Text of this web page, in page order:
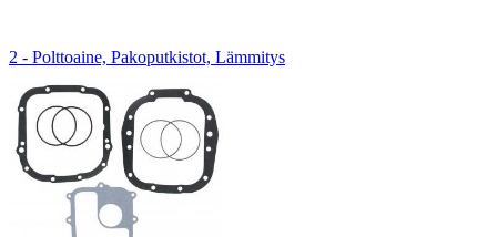
2 - Polttoaine, Pakoputkistot, Lämmitys